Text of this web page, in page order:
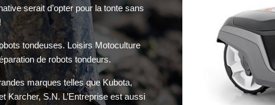
serait d’opter pour la tonte sans
tondeuses. Loisirs Motoculture
de robots tondeurs.
marques telles que Kubota,
Karcher, S.N. L’Entreprise est aussi